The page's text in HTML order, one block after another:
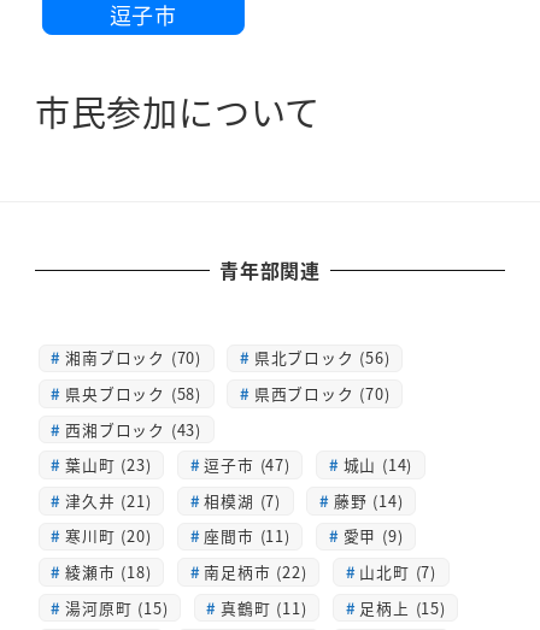
逗子市
市民参加について
青年部関連
湘南ブロック (70)
県北ブロック (56)
県央ブロック (58)
県西ブロック (70)
西湘ブロック (43)
葉山町 (23)
逗子市 (47)
城山 (14)
津久井 (21)
相模湖 (7)
藤野 (14)
寒川町 (20)
座間市 (11)
愛甲 (9)
綾瀬市 (18)
南足柄市 (22)
山北町 (7)
湯河原町 (15)
真鶴町 (11)
足柄上 (15)